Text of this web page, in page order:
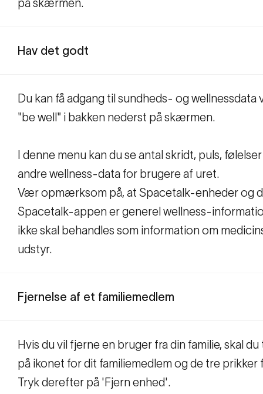
på skærmen.
Hav det godt
Du kan få adgang til sundheds- og wellnessdata
"be well" i bakken nederst på skærmen.
I denne menu kan du se antal skridt, puls,
andre wellness-data for brugere af uret.
Vær opmærksom på, at Spacetalk-enheder og
Spacetalk-appen er generel wellness-
ikke skal behandles som information om
udstyr.
Fjernelse af et familiemedlem
Hvis du vil fjerne en bruger fra din familie, skal
på ikonet for dit familiemedlem og de tre prikker
Tryk derefter på 'Fjern enhed'.